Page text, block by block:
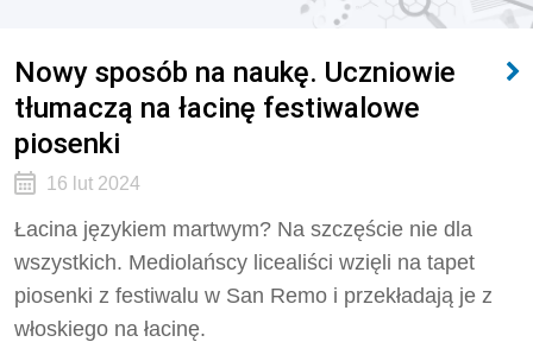
Nowy sposób na naukę. Uczniowie
tłumaczą na łacinę festiwalowe
piosenki
16 lut 2024
Łacina językiem martwym? Na szczęście nie dla
wszystkich. Mediolańscy licealiści wzięli na tapet
piosenki z festiwalu w San Remo i przekładają je z
włoskiego na łacinę.